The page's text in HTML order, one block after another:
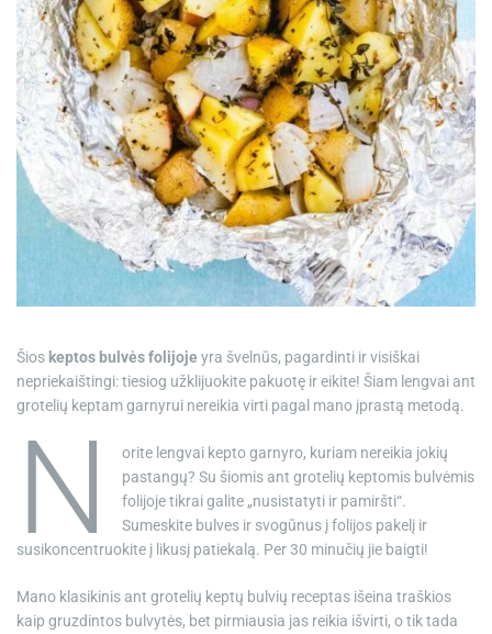
e
Šioskeptos bulvės folijoje yra švelnūs, pagardinti ir visiškai
nepriekaištingi: tiesiog užklijuokite pakuotę ir eikite! Šiam lengvai ant
grotelių keptam garnyrui nereikia virti pagal mano įprastą metodą.
N
orite lengvai kepto garnyro, kuriam nereikia jokių
pastangų? Su šiomis ant grotelių keptomis bulvėmis
folijoje tikrai galite „nusistatyti ir pamiršti“.
Sumeskite bulves ir svogūnus į folijos pakelį ir
susikoncentruokite į likusį patiekalą. Per 30 minučių jie baigti!
Mano klasikinis ant grotelių keptų bulvių receptas išeina traškios
kaip gruzdintos bulvytės, bet pirmiausia jas reikia išvirti, o tik tada